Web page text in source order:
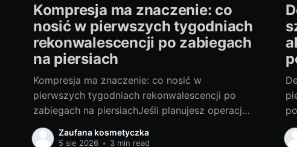
Kompresja ma znaczenie: co
nosić w pierwszych tygodniach
rekonwalescencji po zabiegach
na piersiach
Kompresja ma znaczenie: co nosić w
pierwszych tygodniach rekonwalescencji po
zabiegach na piersiachJeśli planujesz operację
piersi lub właśnie wracasz do domu po
zabiegu, to jeden z najważniejszych wyborów,
Zaufana kosmetyczka
5 sie 2026 • 3 min read